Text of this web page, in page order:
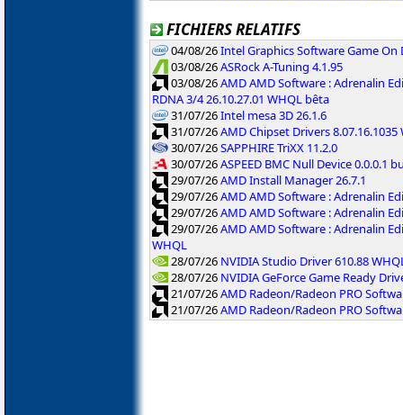
FICHIERS RELATIFS
04/08/26Intel Graphics Software Game On
03/08/26ASRock A-Tuning 4.1.95
03/08/26AMD AMD Software : Adrenalin
RDNA 3/4 26.10.27.01 WHQL bêta
31/07/26Intel mesa 3D 26.1.6
31/07/26AMD Chipset Drivers 8.07.16.1035
30/07/26SAPPHIRE TriXX 11.2.0
30/07/26ASPEED BMC Null Device 0.0.0.1
29/07/26AMD Install Manager 26.7.1
29/07/26AMD AMD Software : Adrenalin
29/07/26AMD AMD Software : Adrenalin
29/07/26AMD AMD Software : Adrenalin
WHQL
28/07/26 NVIDIA Studio Driver 610.88
28/07/26 NVIDIA GeForce Game Ready
21/07/26AMD Radeon/Radeon PRO
21/07/26AMD Radeon/Radeon PRO